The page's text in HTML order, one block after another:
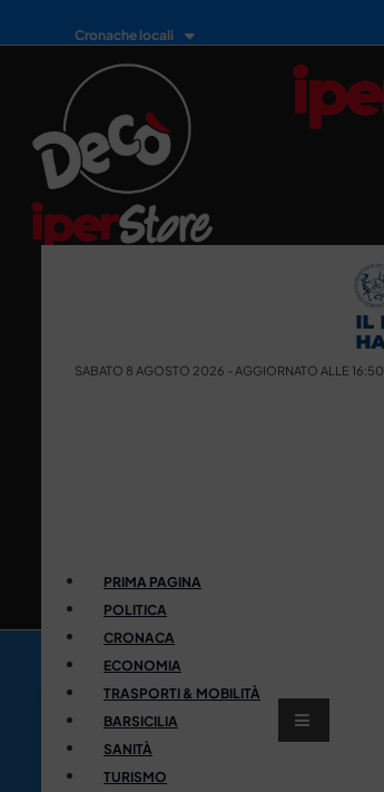
Cronache locali
SABATO 8 AGOSTO 2026 - AGGIORNATO ALLE 16:50
PRIMA PAGINA
POLITICA
CRONACA
ECONOMIA
TRASPORTI & MOBILITÀ
BARSICILIA
SANITÀ
TURISMO